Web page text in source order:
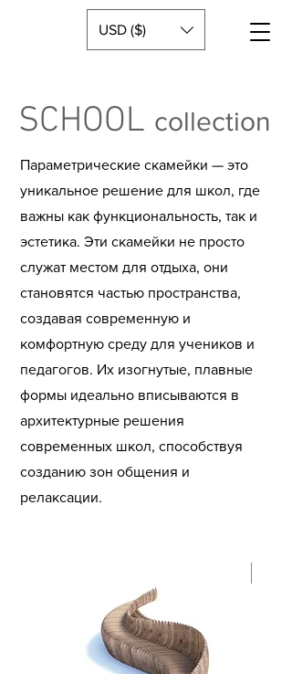
USD ($)
SCHOOL collection
Параметрические скамейки — это
уникальное решение для школ, где
важны как функциональность, так и
эстетика. Эти скамейки не просто
служат местом для отдыха, они
становятся частью пространства,
создавая современную и
комфортную среду для учеников и
педагогов. Их изогнутые, плавные
формы идеально вписываются в
архитектурные решения
современных школ, способствуя
созданию зон общения и
релаксации.